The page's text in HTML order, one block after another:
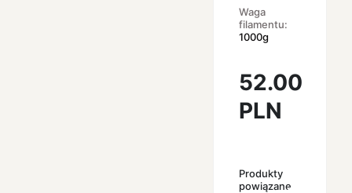
Waga
filamentu:
1000g
52.00
PLN
Produkty
powiązane